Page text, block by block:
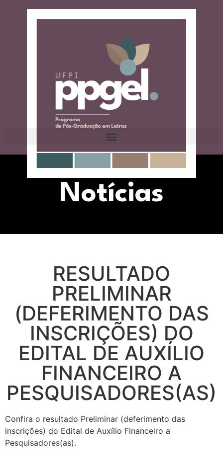
Notícias
RESULTADO
PRELIMINAR
(DEFERIMENTO DAS
INSCRIÇÕES) DO
EDITAL DE AUXÍLIO
FINANCEIRO A
PESQUISADORES(AS)
Confira o resultado Preliminar (deferimento das
inscrições) do Edital de Auxílio Financeiro a
Pesquisadores(as).